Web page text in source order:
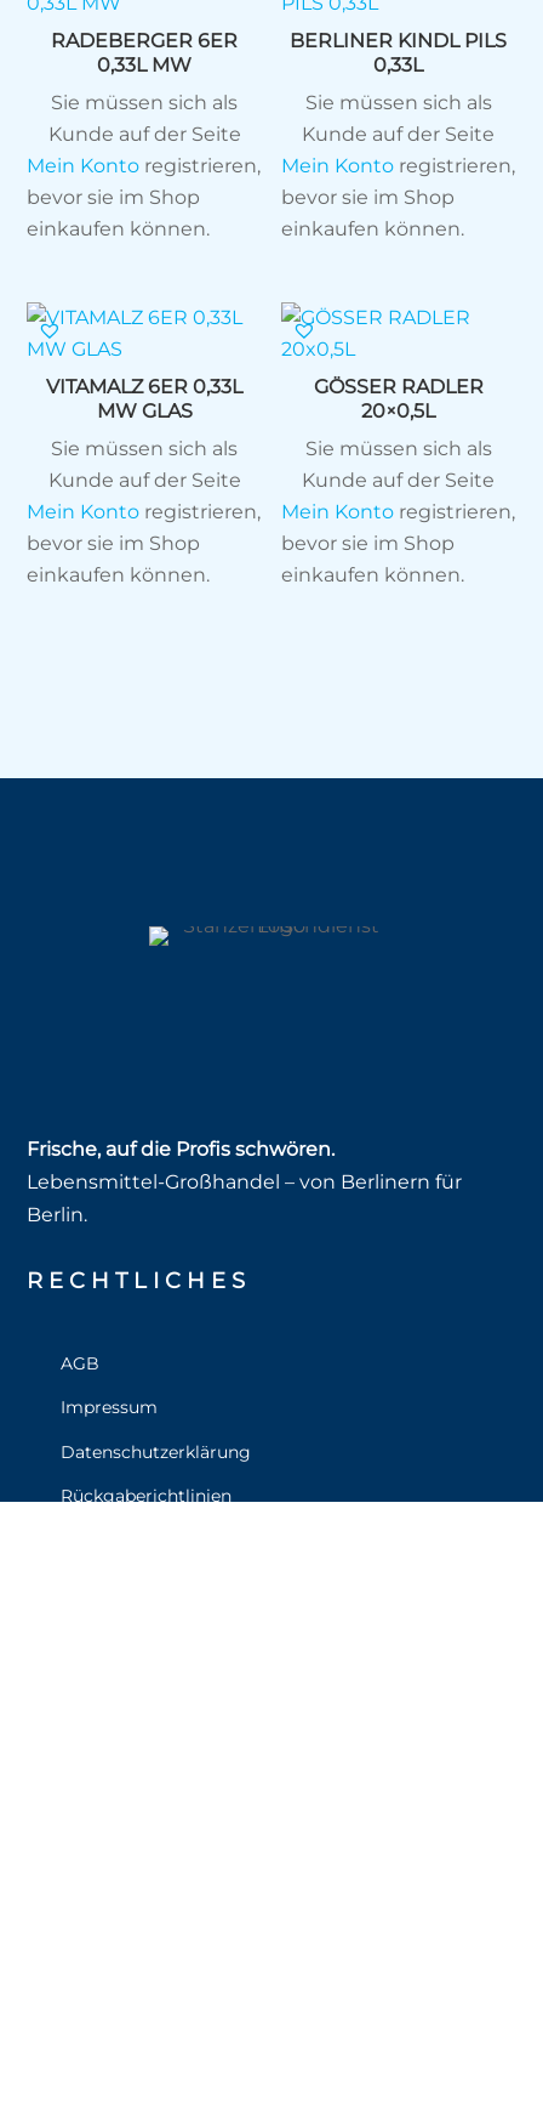
RADEBERGER 6ER
0,33L MW
Sie müssen sich als
Kunde auf der Seite
Mein Konto registrieren,
bevor sie im Shop
einkaufen können.
BERLINER KINDL PILS
0,33L
Sie müssen sich als
Kunde auf der Seite
Mein Konto registrieren,
bevor sie im Shop
einkaufen können.
VITAMALZ 6ER 0,33L
MW GLAS
Sie müssen sich als
Kunde auf der Seite
Mein Konto registrieren,
bevor sie im Shop
einkaufen können.
GÖSSER RADLER
20×0,5L
Sie müssen sich als
Kunde auf der Seite
Mein Konto registrieren,
bevor sie im Shop
einkaufen können.
Frische, auf die Profis schwören.
Lebensmittel‑Großhandel – von Berlinern für
Berlin.
RECHT­LICHES
AGB
Impressum
Datenschutzerklärung
Rückgaberichtlinien